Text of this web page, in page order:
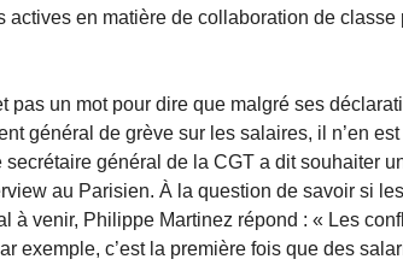
actives en matière de collaboration de
pas un mot pour dire que malgré ses
général de grève sur les salaires, il n’en est
général de la CGT a dit souhaiter
au Parisien. À la question de savoir si
à venir, Philippe Martinez répond : « Les
exemple, c’est la première fois que des